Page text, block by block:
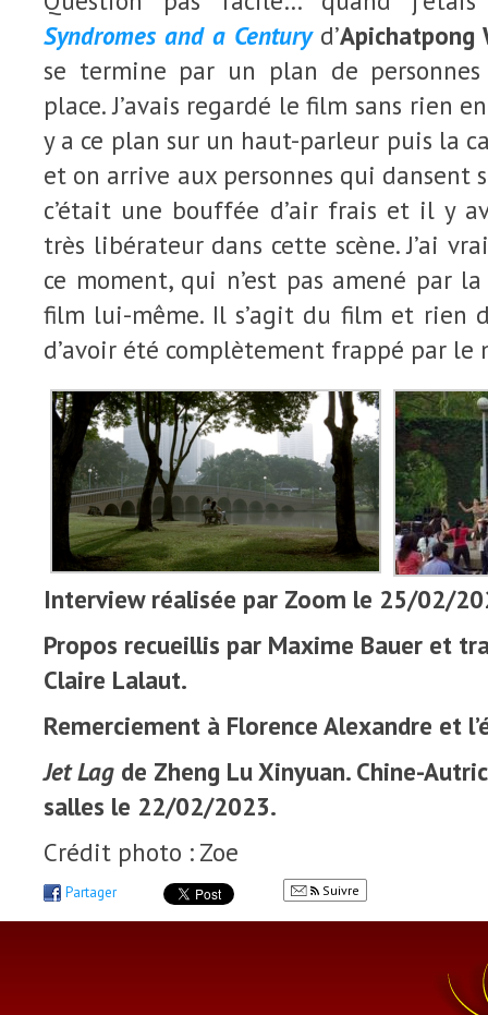
Syndromes and a Centuryd’Apichatpong
se termine par un plan de
place. J’avais regardé le film sans rien
y a ce plan sur un haut-parleur puis la
et on arrive aux personnes qui dansent
c’était une bouffée d’air frais et il y
très libérateur dans cette scène. J’ai
ce moment, qui n’est pas amené par
film lui-même. Il s’agit du film et rien
d’avoir été complètement frappé par le
Interview réalisée par Zoom le 25/02/
Propos recueillis par Maxime Bauer et
Claire Lalaut.
Remerciement à Florence Alexandre et
Jet Lag de Zheng Lu Xinyuan. Chine-
salles le 22/02/2023.
Crédit photo : Zoe
Partager Suivre